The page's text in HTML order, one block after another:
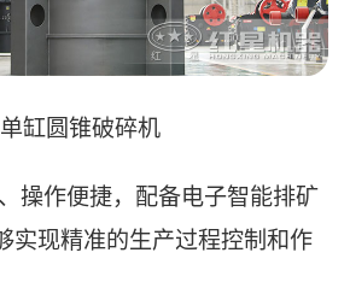
单缸圆锥破碎机
操作便捷，配备电子智能排矿
实现精准的生产过程控制和作